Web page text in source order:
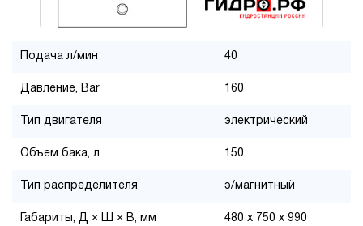
Подача л/мин 40
Давление, Bar 160
Тип двигателя электрический
Объем бака, л 150
Тип распределителя э/магнитный
Габариты, Д × Ш × В, мм 480 x 750 x 990